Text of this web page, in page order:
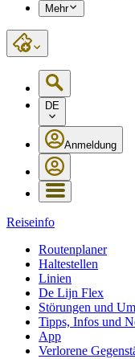
Mehr
DE
Anmeldung
Reiseinfo
Routenplaner
Haltestellen
Linien
De Lijn Flex
Störungen und
Tipps, Infos und
App
Verlorene